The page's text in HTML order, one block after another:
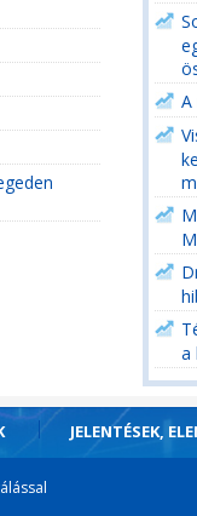
A
a
JELENTÉSEK,